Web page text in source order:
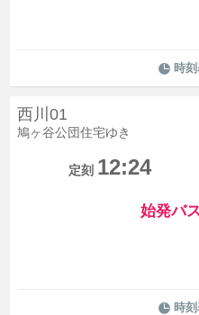
時
西川01
鳩ヶ谷公団住宅ゆき
定刻 12:24
始発バ
時